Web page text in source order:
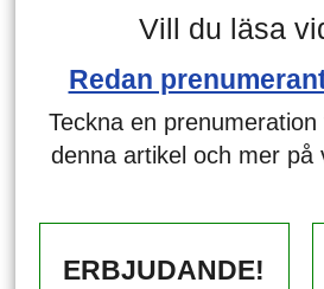
Vill du läsa
Redan
Teckna en
denna artikel och mer på
ERBJUDANDE!